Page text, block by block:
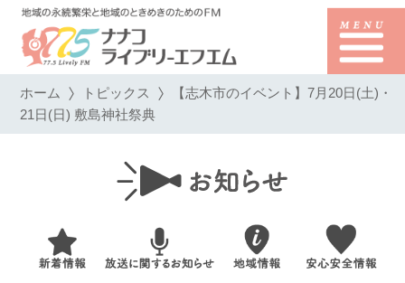
ホーム トピックス 【志木市のイベント】7月20日(土)・
21日(日) 敷島神社祭典